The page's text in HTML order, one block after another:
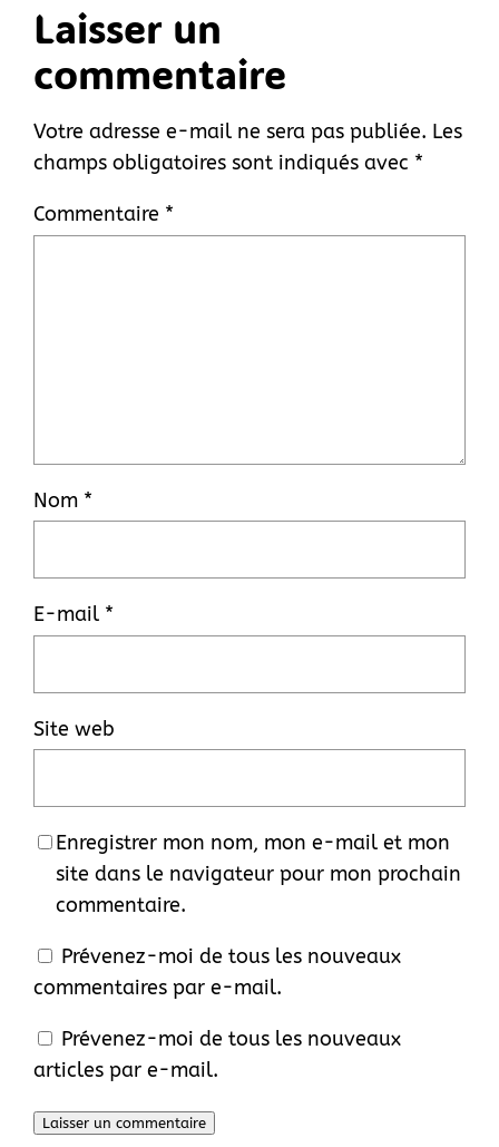
Laisser un
commentaire
Votre adresse e-mail ne sera pas publiée. Les
champs obligatoires sont indiqués avec *
Commentaire *
Nom *
E-mail *
Site web
Enregistrer mon nom, mon e-mail et mon
site dans le navigateur pour mon prochain
commentaire.
Prévenez-moi de tous les nouveaux
commentaires par e-mail.
Prévenez-moi de tous les nouveaux
articles par e-mail.